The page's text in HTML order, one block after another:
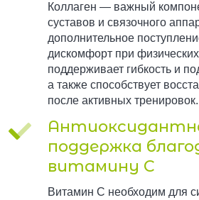
Коллаген — важный
суставов и связочного
дополнительное
дискомфорт при физических
поддерживает гибкость и
а также способствует
после активных тренировок.
поддержка
витамину C
Витамин C необходим для